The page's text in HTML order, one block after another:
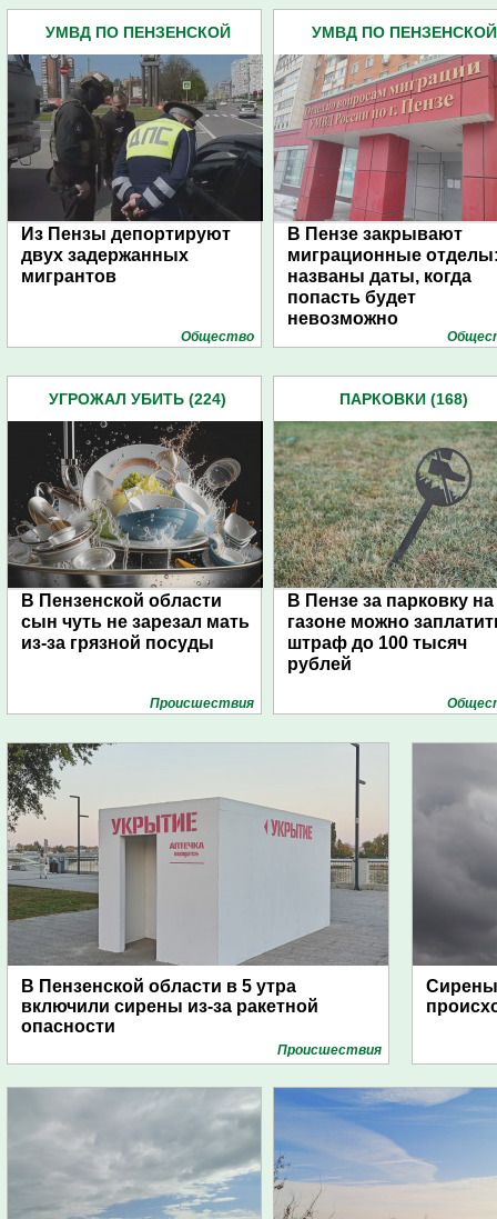
УМВД ПО ПЕНЗЕНСКОЙ
Из Пензы депортируют
двух задержанных
мигрантов
Общество
УМВД ПО ПЕНЗЕНСКОЙ
В Пензе закрывают
миграционные
названы даты, когда
попасть будет
невозможно
УГРОЖАЛ УБИТЬ (224)
В Пензенской области
сын чуть не зарезал мать
из-за грязной посуды
Проиcшествия
ПАРКОВКИ (168)
В Пензе за парковку на
газоне можно
штраф до 100 тысяч
рублей
В Пензенской области в 5 утра
включили сирены из-за ракетной
опасности
Проиcшествия
Сирены